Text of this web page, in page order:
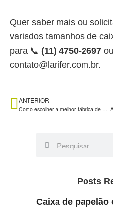
Quer saber mais ou
variados tamanhos de
para 📞 (11) 4750-2697
contato@larifer.com.br.
ANTERIOR
Como escolher a melhor fábrica de caixa de papelão: dicas para garantir qualidade e segurança
Posts
Caixa de papelão